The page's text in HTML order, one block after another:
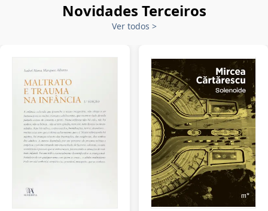
Novidades Terceiros
Ver todos >